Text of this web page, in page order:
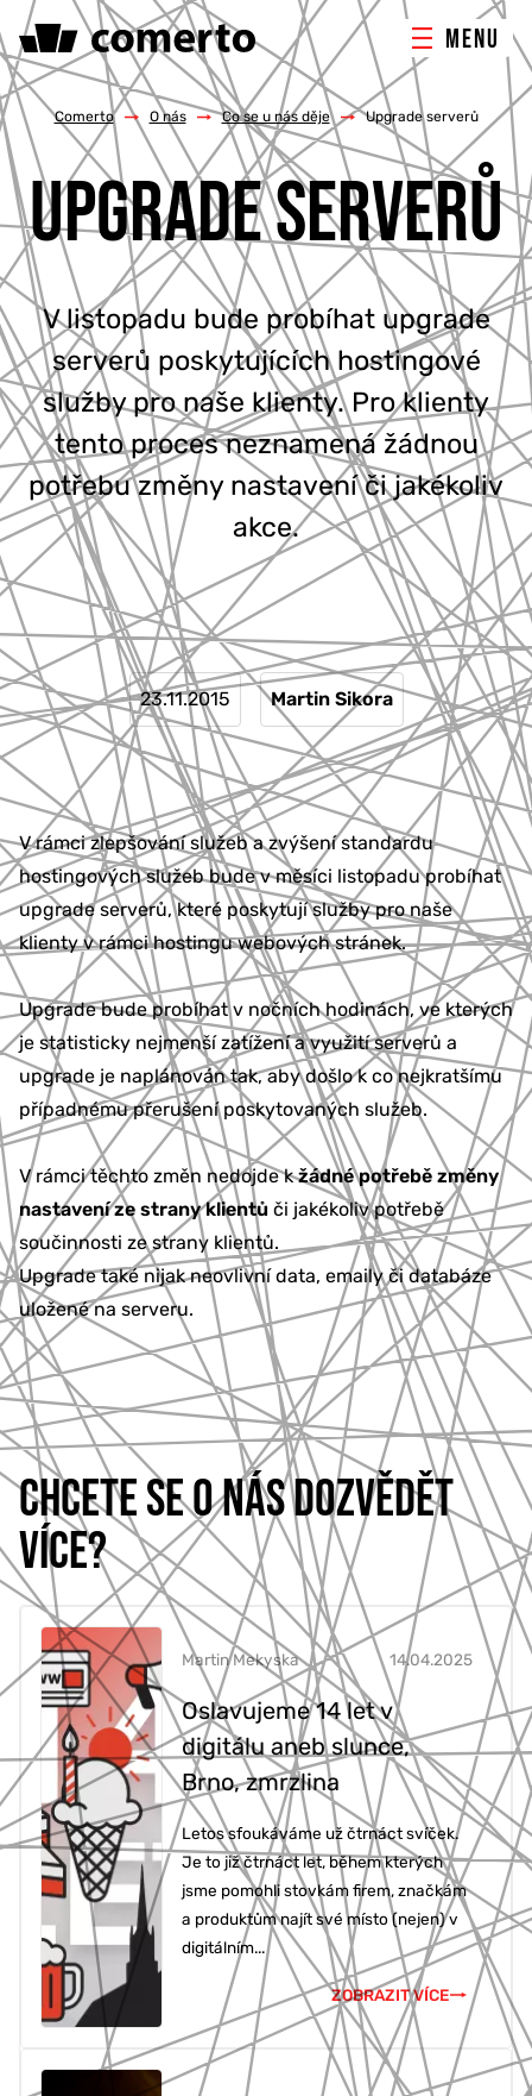
MENU
ONLINE MARKETING
TVORBA WEBU
PORADENSTVÍ & ŠKOLENÍ
REFERENCE
O NÁS
KONTAKTY
777 353 464
Comerto / O nás / Co se u nás děje / Upgrade serverů
UPGRADE SERVERŮ
V listopadu bude probíhat upgrade
serverů poskytujících hostingové
služby pro naše klienty. Pro klienty
tento proces neznamená žádnou
potřebu změny nastavení či jakékoliv
akce.
23.11.2015 Martin Sikora
V rámci zlepšování služeb a zvýšení standardu
hostingových služeb bude v měsíci listopadu probíhat
upgrade serverů, které poskytují služby pro naše
klienty v rámci hostingu webových stránek.
Upgrade bude probíhat v nočních hodinách, ve kterých
je statisticky nejmenší zatížení a využití serverů a
upgrade je naplánován tak, aby došlo k co nejkratšímu
případnému přerušení poskytovaných služeb.
V rámci těchto změn nedojde kžádné potřebě změny
nastavení ze strany klientů či jakékoliv potřebě
součinnosti ze strany klientů.
Upgrade také nijak neovlivní data, emaily či databáze
uložené na serveru.
CHCETE SE O NÁS DOZVĚDĚT
VÍCE?
Oslavujeme 14 let v
digitálu aneb slunce,
Brno, zmrzlina
14.04.2025
Martin Mekyska
Letos sfoukáváme už čtrnáct svíček.
Je to již čtrnáct let, během kterých
jsme pomohli stovkám firem, značkám
a produktům najít své místo (nejen) v
digitálním...
ZOBRAZIT VÍCE